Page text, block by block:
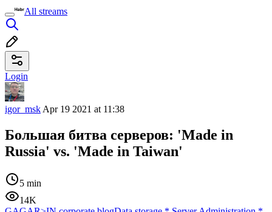
All streams
Login
igor_msk Apr 19 2021 at 11:38
Большая битва серверов: 'Made in
Russia' vs. 'Made in Taiwan'
5 min
14K